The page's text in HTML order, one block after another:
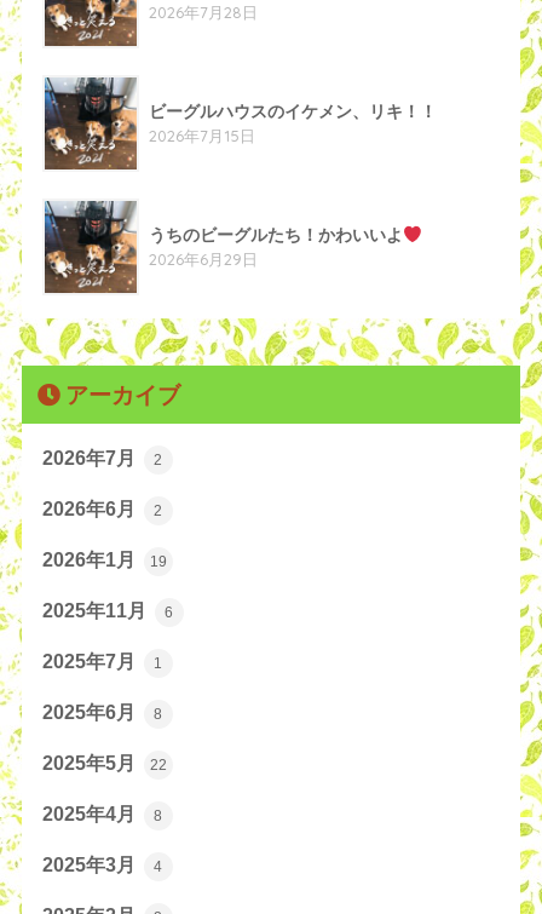
2026年7月28日
ビーグルハウスのイケメン、リキ！！
2026年7月15日
うちのビーグルたち！かわいいよ
2026年6月29日
アーカイブ
2026年7月 2
2026年6月 2
2026年1月 19
2025年11月 6
2025年7月 1
2025年6月 8
2025年5月 22
2025年4月 8
2025年3月 4